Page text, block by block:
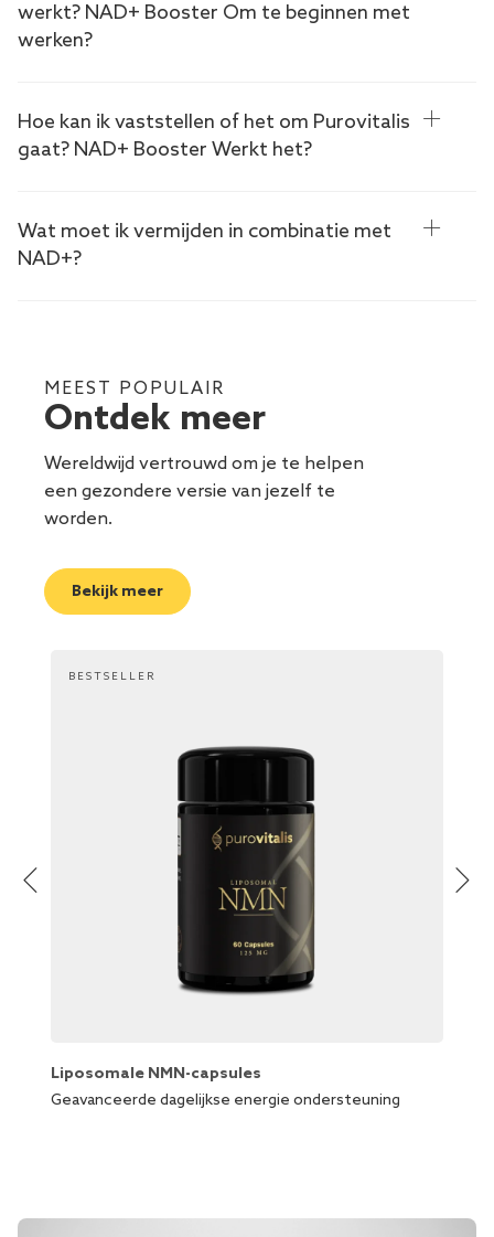
werkt? NAD+ Booster Om te beginnen met
werken?
Hoe kan ik vaststellen of het om Purovitalis
gaat? NAD+ Booster Werkt het?
Wat moet ik vermijden in combinatie met
NAD+?
MEEST POPULAIR
Ontdek meer
Wereldwijd vertrouwd om je te helpen
een gezondere versie van jezelf te
worden.
Bekijk meer
BESTSELLER
Liposomale NMN-capsules
Geavanceerde dagelijkse energie ondersteuning